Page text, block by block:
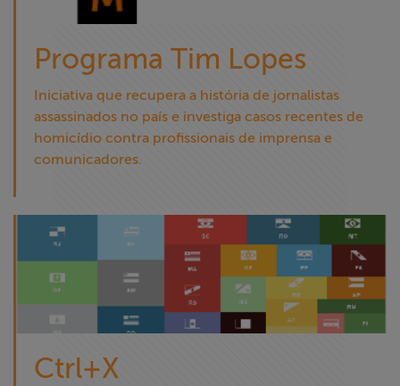
Programa Tim Lopes
Iniciativa que recupera a história de jornalistas
assassinados no país e investiga casos recentes de
homicídio contra profissionais de imprensa e
comunicadores.
Ctrl+X